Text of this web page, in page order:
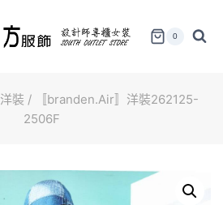
0
洋裝 /
〚branden.Air〛洋裝262125-
2506F